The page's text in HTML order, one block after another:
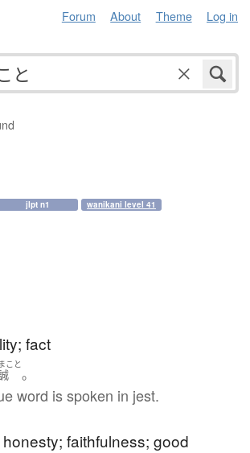
Forum About Theme Log in
jlpt n1 wanikani level 41
fact
まこと
。
word is spoken in jest.
faithfulness; good